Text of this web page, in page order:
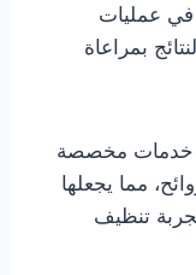
في عمليات
بمراعاة
خدمات مخصصة
مما يجعلها
تنظيف